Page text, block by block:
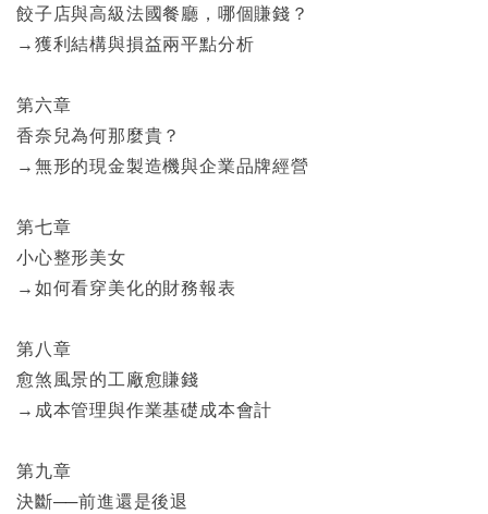
餃子店與高級法國餐廳，哪個賺錢？
→獲利結構與損益兩平點分析
第六章
香奈兒為何那麼貴？
→無形的現金製造機與企業品牌經營
第七章
小心整形美女
→如何看穿美化的財務報表
第八章
愈煞風景的工廠愈賺錢
→成本管理與作業基礎成本會計
第九章
決斷──前進還是後退